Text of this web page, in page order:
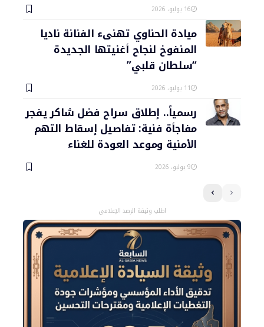
16 يوليو، 2026
ميادة الحناوي تهنىء الفنانة ناديا
المنفوخ لنجاح أغنيتها الجديدة
“سلطان قلبي”
11 يوليو، 2026
رسمياً.. إطلاق سراح فضل شاكر يفجر
مفاجأة فنية: تفاصيل إسقاط التهم
الأمنية وموعد العودة للغناء
9 يوليو، 2026
اطلب وثيقة الرصد الإعلامي